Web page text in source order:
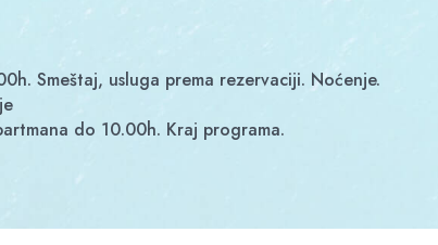
Smeštaj, usluga prema rezervaciji. Noćenje.
do 10.00h. Kraj programa.